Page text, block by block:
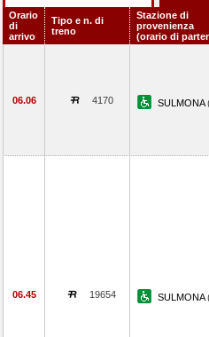
Orario
di
arrivo
Tipo e n. di
treno
Stazione di
provenienza
(orario di
06.06 4170 SULMONA
06.45 19654 SULMONA